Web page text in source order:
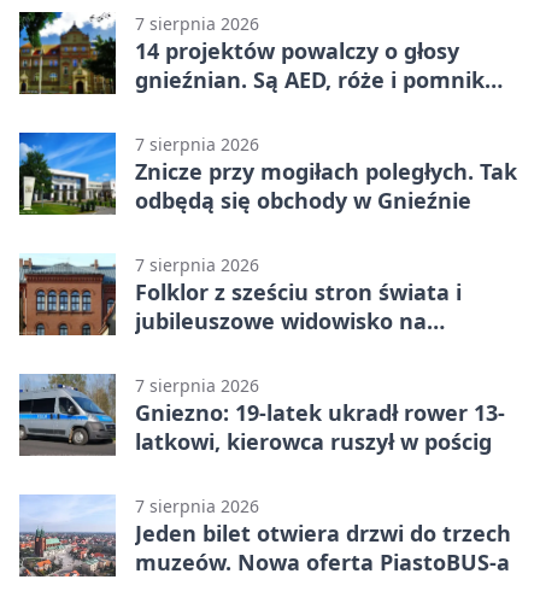
7 sierpnia 2026
14 projektów powalczy o głosy
gnieźnian. Są AED, róże i pomnik
7 sierpnia 2026
Znicze przy mogiłach poległych. Tak
odbędą się obchody w Gnieźnie
7 sierpnia 2026
Folklor z sześciu stron świata i
jubileuszowe widowisko na
7 sierpnia 2026
Gniezno: 19-latek ukradł rower 13-
latkowi, kierowca ruszył w pościg
7 sierpnia 2026
Jeden bilet otwiera drzwi do trzech
muzeów. Nowa oferta PiastoBUS-a